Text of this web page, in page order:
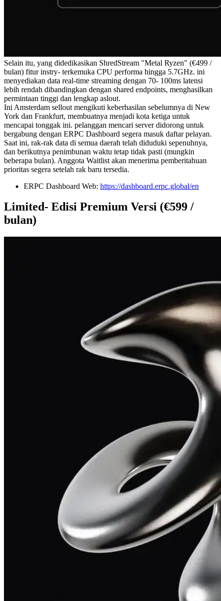
Selain itu, yang didedikasikan ShredStream "Metal Ryzen" (€499 /
bulan) fitur instry- terkemuka CPU performa hingga 5.7GHz. ini
menyediakan data real-time streaming dengan 70- 100ms latensi
lebih rendah dibandingkan dengan shared endpoints, menghasilkan
permintaan tinggi dan lengkap aslout.
Ini Amsterdam sellout mengikuti keberhasilan sebelumnya di New
York dan Frankfurt, membuatnya menjadi kota ketiga untuk
mencapai tonggak ini. pelanggan mencari server didorong untuk
bergabung dengan ERPC Dashboard segera masuk daftar pelayan.
Saat ini, rak-rak data di semua daerah telah diduduki sepenuhnya,
dan berikutnya penimbunan waktu tetap tidak pasti (mungkin
beberapa bulan). Anggota Waitlist akan menerima pemberitahuan
prioritas segera setelah rak baru tersedia.
ERPC Dashboard Web: https://dashboard.erpc.global/en
Limited- Edisi Premium Versi (€599 /
bulan)